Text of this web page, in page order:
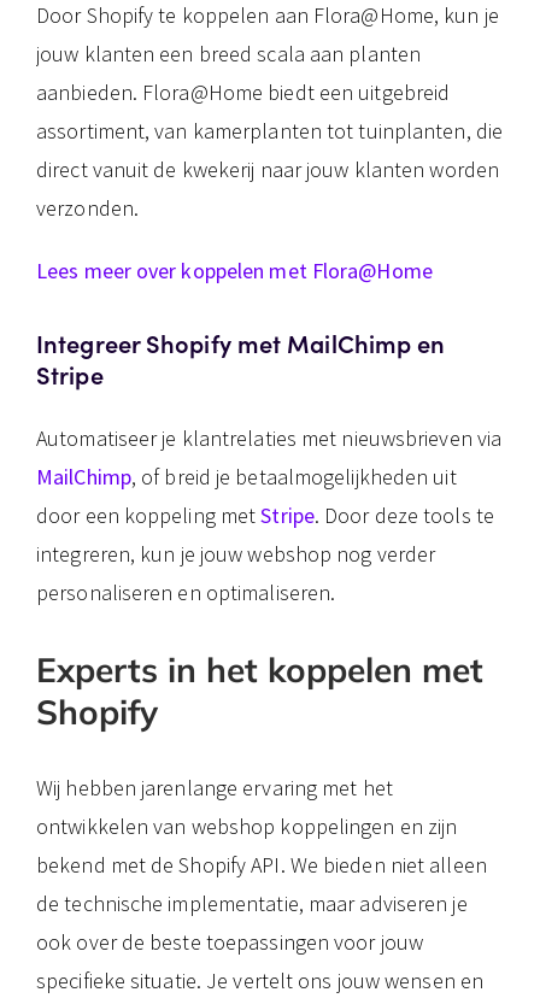
Door Shopify te koppelen aan Flora@Home, kun je
jouw klanten een breed scala aan planten
aanbieden. Flora@Home biedt een uitgebreid
assortiment, van kamerplanten tot tuinplanten, die
direct vanuit de kwekerij naar jouw klanten worden
verzonden.
Lees meer over koppelen met Flora@Home
Integreer Shopify met MailChimp en
Stripe
Automatiseer je klantrelaties met nieuwsbrieven via
MailChimp, of breid je betaalmogelijkheden uit
door een koppeling metStripe. Door deze tools te
integreren, kun je jouw webshop nog verder
personaliseren en optimaliseren.
Experts in het koppelen met
Shopify
Wij hebben jarenlange ervaring met het
ontwikkelen van webshop koppelingen en zijn
bekend met de Shopify API. We bieden niet alleen
de technische implementatie, maar adviseren je
ook over de beste toepassingen voor jouw
specifieke situatie. Je vertelt ons jouw wensen en